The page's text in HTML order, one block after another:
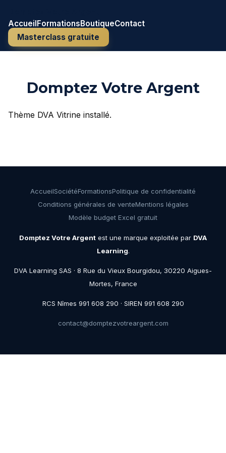
AccueilFormationsBoutiqueContact
Masterclass gratuite
Domptez Votre Argent
Thème DVA Vitrine installé.
AccueilSociétéFormationsPolitique de confidentialité
Conditions générales de venteMentions légales
Modèle budget Excel gratuit
Domptez Votre Argent est une marque exploitée par DVA
Learning.
DVA Learning SAS · 8 Rue du Vieux Bourgidou, 30220 Aigues-
Mortes, France
RCS Nîmes 991 608 290 · SIREN 991 608 290
contact@domptezvotreargent.com